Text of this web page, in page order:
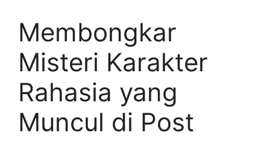
Membongkar
Misteri Karakter
Rahasia yang
Muncul di Post